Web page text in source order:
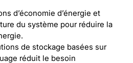
d’économie d’énergie et
du système pour réduire la
de stockage basées sur
réduit le besoin